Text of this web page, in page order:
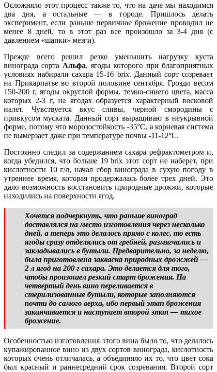
Осложняло этот процесс также то, что на даче мы находимся
два дня, а остальные — в городе. Пришлось делать
эксперимент, если раньше первичное брожение проводил не
менее 8 дней, то в этот раз все произошло за 3-4 дня (с
давлением «шапки» мезги).
Прежде всего решил резко уменьшить нагрузку куста
винограда сорта Альфа, ягоды которого при благоприятных
условиях набирали сахара 15-16 brix. Данный сорт созревает
на Прикарпатье во второй половине сентября. Грозди весом
150-200 г, ягоды округлой формы, темно-синего цвета, масса
которых 2-3 г, на ягодах образуется характерный восковой
налет. Чувствуется вкус сливы, черной смородины с
привкусом муската. Данный сорт выращиваю в неукрывной
форме, потому что морозостойкость -35°С, а корневая система
не вымерзает даже при температуре почвы -11-12°С.
Постоянно следил за содержанием сахара рефрактометром и,
когда убедился, что больше 19 brix этот сорт не наберет, при
кислотности 10 г/л, начал сбор винограда в сухую погоду в
утреннее время, которая продержалась более трех дней. Это
дало возможность восстановить природные дрожжи, которые
находились на поверхности ягод.
Хочется подчеркнуть, что раньше виноград
доставлялся на место изготовления через несколько
дней, а теперь это делалось прямо с колес, то есть
ягоды сразу отделялись от гребней, размягчались и
закладывались в бутыли. Предварительно, за неделю,
была приготовлена закваска природных дрожжей —
2 л ягод на 200 г сахара. Это делается для того,
чтобы произошел резкий старт брожения. На
четвертый день вино переливается в
стерилизованные бутыли, которые заполняются
почти до самого верха, ибо первый этап брожения
заканчивается и наступает второй этап — тихое
брожение.
Особенностью изготовления этого вина было то, что делалось
купажированное вино из двух сортов винограда, кислотность
которых очень отличалась, а объединяло их то, что цвет сока
был красный и раннесредний срок созревания. Второй сорт